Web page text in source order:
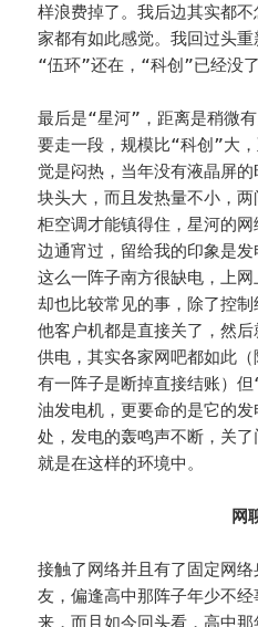
样浪费掉了。我后边其实都
家都有如此感觉。我回过头重
“伍环”还在，“科创”已经没了
最后是“星河”，距离是稍微
要走一段，规模比“科创”大
觉是闷热，当年没有液晶屏
块头大，而且发热量不小，
柜空调才能镇得住，星河的
边通宵过，留给我的印象是
这么一阵子南方很缺电，上
却也比较常见的事，除了控
他客户机都是直接关了，然
供电，其实各家网吧都如此
有一阵子是断掉直接结账）
油发电机，更要命的是它的
处，发电的轰鸣声不断，关
就是在这样的环境中。
网
接触了网络并且有了固定网
友，偏逢高中那阵子年少不
来，而且如今回头看，高中